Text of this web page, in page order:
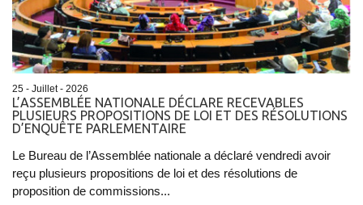
25 - Juillet - 2026
L’ASSEMBLÉE NATIONALE DÉCLARE RECEVABLES
PLUSIEURS PROPOSITIONS DE LOI ET DES RÉSOLUTIONS
D’ENQUÊTE PARLEMENTAIRE
Le Bureau de l’Assemblée nationale a déclaré vendredi avoir
reçu plusieurs propositions de loi et des résolutions de
proposition de commissions...